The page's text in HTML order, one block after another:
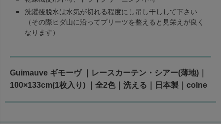
洗濯後脱水は水気が切れる程度にし吊し干しして下さい
（その際ヒダ山に沿ってプリーツを整えると見栄えが良く
なります）
Guimauve ギモーヴ ｜レースカーテン・シアー(薄地)｜
100×133cm(1枚入り) ｜全2色｜洗える｜日本製｜colne